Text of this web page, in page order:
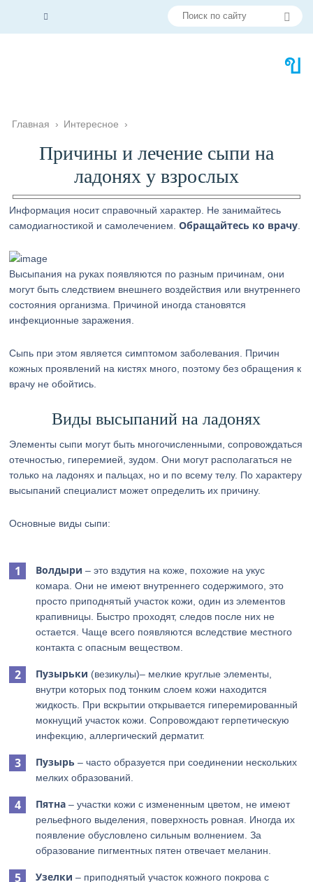
Главная › Интересное ›
Причины и лечение сыпи на
ладонях у взрослых
Информация носит справочный характер. Не занимайтесь
самодиагностикой и самолечением.Обращайтесь ко врачу
Высыпания на руках появляются по разным причинам, они
могут быть следствием внешнего воздействия или внутреннего
состояния организма. Причиной иногда становятся
инфекционные заражения.
Сыпь при этом является симптомом заболевания. Причин
кожных проявлений на кистях много, поэтому без обращения к
врачу не обойтись.
Виды высыпаний на ладонях
Элементы сыпи могут быть многочисленными, сопровождаться
отечностью, гиперемией, зудом. Они могут располагаться не
только на ладонях и пальцах, но и по всему телу. По характеру
высыпаний специалист может определить их причину.
Основные виды сыпи:
Волдыри – это вздутия на коже, похожие на укус
комара. Они не имеют внутреннего содержимого, это
просто приподнятый участок кожи, один из элементов
крапивницы. Быстро проходят, следов после них не
остается. Чаще всего появляются вследствие местного
контакта с опасным веществом.
Пузырьки (везикулы)– мелкие круглые элементы,
внутри которых под тонким слоем кожи находится
жидкость. При вскрытии открывается гиперемированный
мокнущий участок кожи. Сопровождают герпетическую
инфекцию, аллергический дерматит.
Пузырь – часто образуется при соединении нескольких
мелких образований.
Пятна – участки кожи с измененным цветом, не имеют
рельефного выделения, поверхность ровная. Иногда их
появление обусловлено сильным волнением. За
образование пигментных пятен отвечает меланин.
Узелки – приподнятый участок кожного покрова с